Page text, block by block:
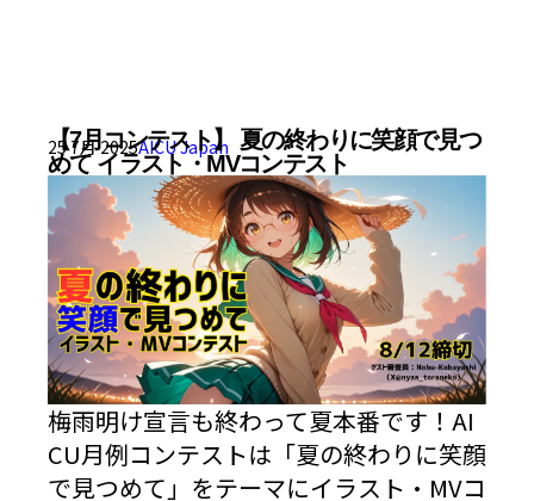
【7月コンテスト】 夏の終わりに笑顔で見つ
めて イラスト・MVコンテスト
25 7月 2025AICU Japan
梅雨明け宣言も終わって夏本番です！AI
CU月例コンテストは「夏の終わりに笑顔
で見つめて」をテーマにイラスト・MVコ